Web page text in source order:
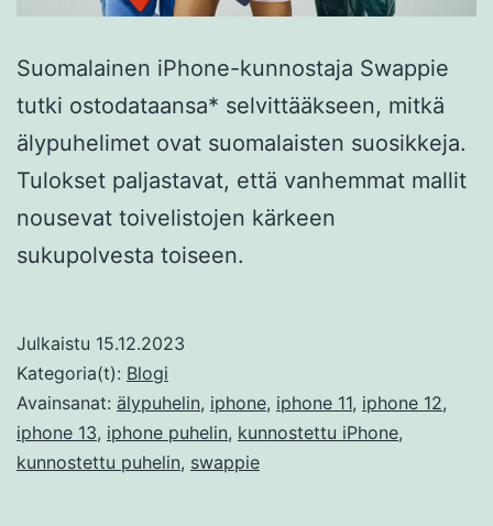
Suomalainen iPhone-kunnostaja Swappie
tutki ostodataansa* selvittääkseen, mitkä
älypuhelimet ovat suomalaisten suosikkeja.
Tulokset paljastavat, että vanhemmat mallit
nousevat toivelistojen kärkeen
sukupolvesta toiseen.
Julkaistu 15.12.2023
Kategoria(t): Blogi
Avainsanat: älypuhelin, iphone, iphone 11, iphone 12,
iphone 13, iphone puhelin, kunnostettu iPhone,
kunnostettu puhelin, swappie